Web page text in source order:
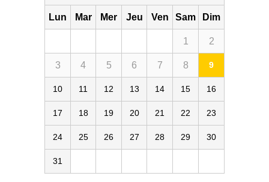
Lun Mar Mer Jeu Ven Sam Dim
1 2
3 4 5 6 7 8 9
10 11 12 13 14 15 16
17 18 19 20 21 22 23
24 25 26 27 28 29 30
31